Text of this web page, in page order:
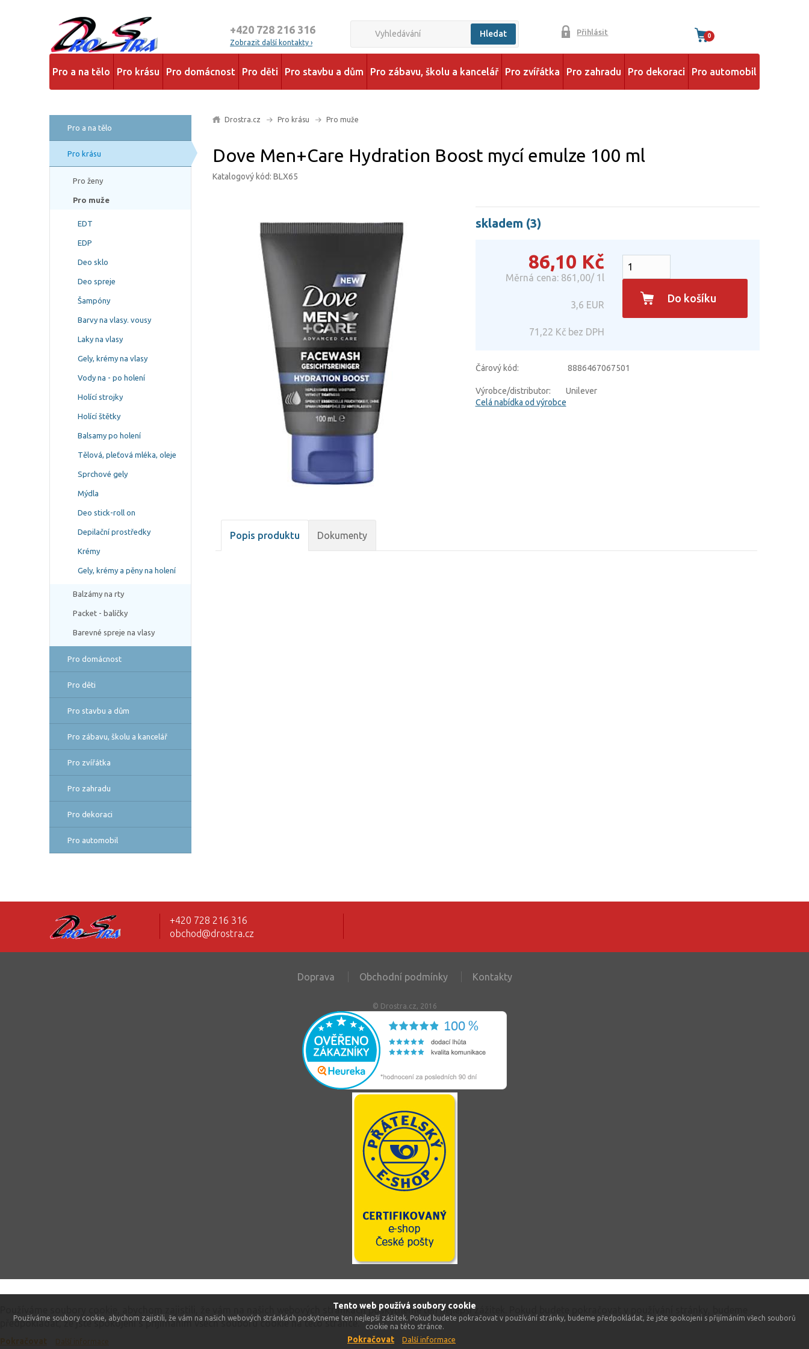
Tento web používá soubory cookie
Používáme soubory cookie, abychom zajistili, že vám na našich webových stránkách poskytneme ten nejlepší zážitek. Pokud budete pokračovat v používání stránky, budeme předpokládat, že jste spokojeni s přijímáním všech souborů
cookie na této stránce.
Pokračovat Další informace
+420 728 216 316
Zobrazit další kontakty ›
Hledat Přihlásit 0
Pro a na tělo Pro krásu Pro domácnost Pro děti Pro stavbu a dům Pro zábavu, školu a kancelář Pro zvířátka Pro zahradu Pro dekoraci Pro automobil
Pro a na tělo
Pro krásu
Pro ženy
Pro muže
EDT
EDP
Deo sklo
Deo spreje
Šampóny
Barvy na vlasy. vousy
Laky na vlasy
Gely, krémy na vlasy
Vody na - po holení
Holící strojky
Holící štětky
Balsamy po holení
Tělová, pleťová mléka, oleje
Sprchové gely
Mýdla
Deo stick-roll on
Depilační prostředky
Krémy
Gely, krémy a pěny na holení
Balzámy na rty
Packet - balíčky
Barevné spreje na vlasy
Pro domácnost
Pro děti
Pro stavbu a dům
Pro zábavu, školu a kancelář
Pro zvířátka
Pro zahradu
Pro dekoraci
Pro automobil
Drostra.cz Pro krásu Pro muže
Dove Men+Care Hydration Boost mycí emulze 100 ml
Katalogový kód: BLX65
skladem (3)
86,10 Kč
Měrná cena: 861,00/ 1l
3,6 EUR
71,22 Kč bez DPH
Do košíku
Čárový kód: 8886467067501
Výrobce/distributor:
Unilever
Celá nabídka od výrobce
Popis produktu Dokumenty
+420 728 216 316
obchod@drostra.cz
Doprava Obchodní podmínky Kontakty
© Drostra.cz, 2016
Tento web používá soubory cookie
Používáme soubory cookie, abychom zajistili, že vám na našich webových stránkách poskytneme ten nejlepší zážitek. Pokud budete pokračovat v používání stránky, budeme
předpokládat, že jste spokojeni s přijímáním všech souborů cookie na této stránce.